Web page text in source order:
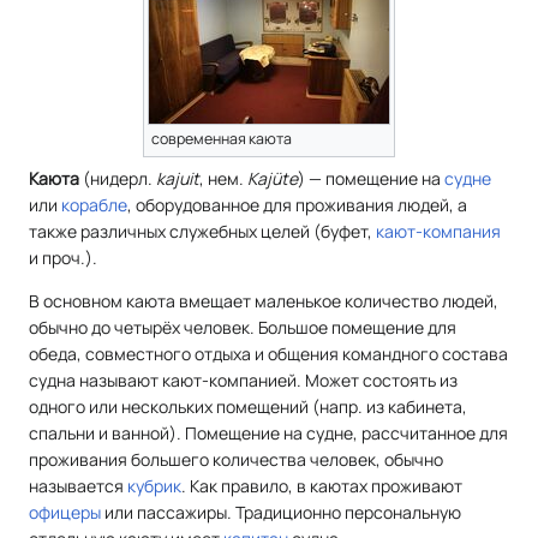
современная каюта
Каюта (нидерл. kajuit, нем. Kajüte) — помещение на судне
или корабле, оборудованное для проживания людей, а
также различных служебных целей (буфет, кают-компания
и проч.).
В основном каюта вмещает маленькое количество людей,
обычно до четырёх человек. Большое помещение для
обеда, совместного отдыха и общения командного состава
судна называют кают-компанией. Может состоять из
одного или нескольких помещений (напр. из кабинета,
спальни и ванной). Помещение на судне, рассчитанное для
проживания большего количества человек, обычно
называется кубрик. Как правило, в каютах проживают
офицеры или пассажиры. Традиционно персональную